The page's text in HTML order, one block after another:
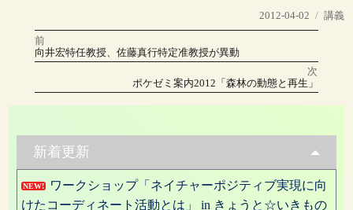
投
稿
2012-04-02
カ
講義
投
ナ
ゲ
ー
シ
前
前
の
向井宏特任教授、佐藤真行特定准教授が異動
次
の
ポケゼミ案内2012「森林の動態と再生」
新着更新
NEW!
ワークショップ「ネイチャーポジティブ実現に向
けたコーディネート活動とは」 in きょうと☆いきもの